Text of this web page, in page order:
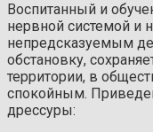
Воспитанный и
нервной системой и
непредсказуемым
обстановку,
территории, в
спокойным.
дрессуры: